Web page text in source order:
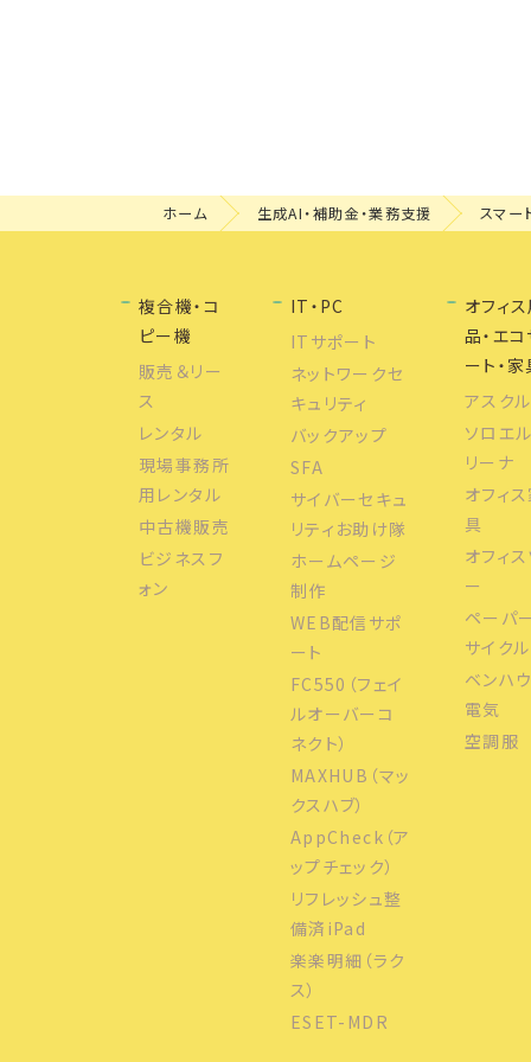
ホーム 生成AI・補助金・業務支援 スマー
複合機・コ
ピー機
販売＆リー
ス
レンタル
現場事務所
用レンタル
中古機販売
ビジネスフ
ォン
IT・PC
ITサポート
ネットワークセ
キュリティ
バックアップ
SFA
サイバーセキュ
リティお助け隊
ホームページ
制作
WEB配信サポ
ート
FC550（フェイ
ルオーバーコ
ネクト）
MAXHUB（マッ
クスハブ）
AppCheck（ア
ップチェック）
リフレッシュ整
備済iPad
楽楽明細（ラク
ス）
ESET-MDR
オフィ
品・エ
ート・
アスクル
ソロエ
リーナ
オフィ
具
オフィ
ー
ペーパ
サイクル
ベンハ
電気
空調服